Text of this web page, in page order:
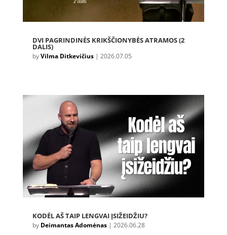
DVI PAGRINDINĖS KRIKŠČIONYBĖS ATRAMOS (2
DALIS)
byVilma Ditkevičius| 2026.07.05
KODĖL AŠ TAIP LENGVAI ĮSIŽEIDŽIU?
by Deimantas Adomėnas| 2026.06.28